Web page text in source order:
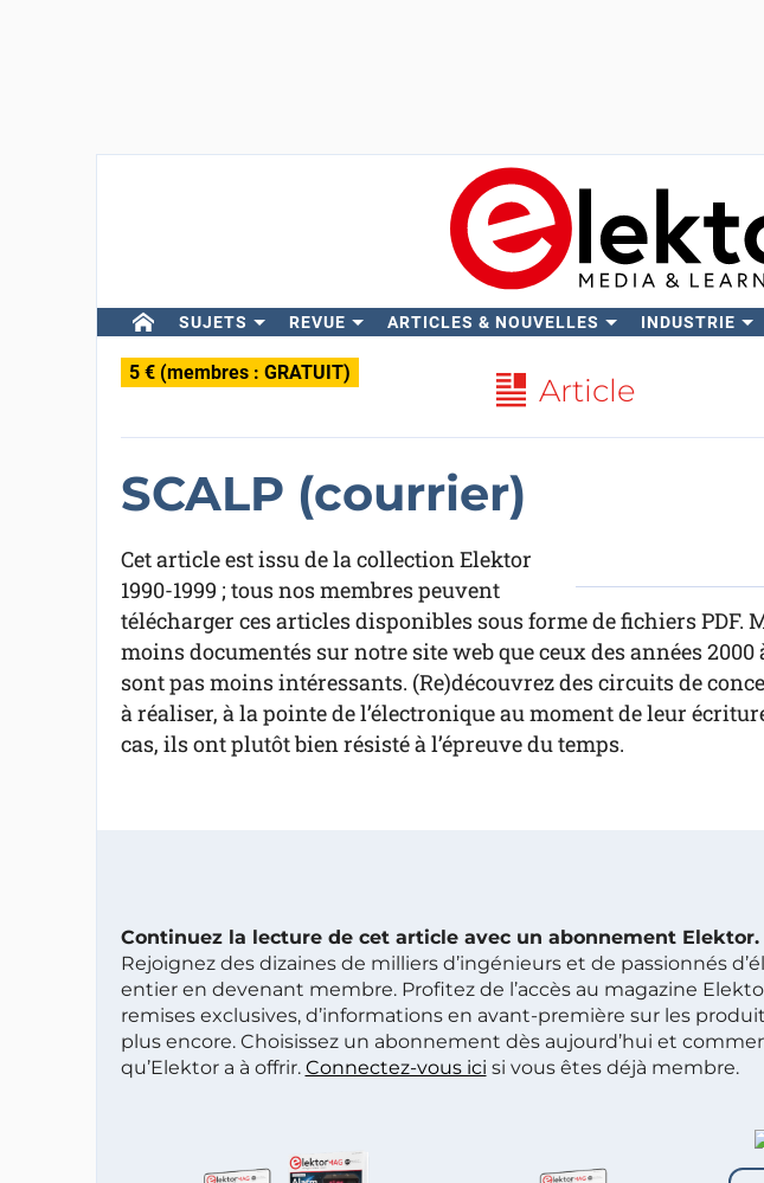
SUJETS REVUE ARTICLES & NOUVELLES INDUSTRIE
5 € (membres : GRATUIT) Article
SCALP (courrier)
Cet article est issu de la collection Elektor
1990-1999 ; tous nos membres peuvent
télécharger ces articles disponibles sous forme de fichiers PDF.
moins documentés sur notre site web que ceux des années 2000
sont pas moins intéressants. (Re)découvrez des circuits de
à réaliser, à la pointe de l’électronique au moment de leur
cas, ils ont plutôt bien résisté à l’épreuve du temps.
Continuez la lecture de cet article avec un abonnement Elektor.
Rejoignez des dizaines de milliers d’ingénieurs et de passionnés
entier en devenant membre. Profitez de l’accès au magazine
remises exclusives, d’informations en avant-première sur les
plus encore. Choisissez un abonnement dès aujourd’hui et
qu’Elektor a à offrir. Connectez-vous ici si vous êtes déjà membre.